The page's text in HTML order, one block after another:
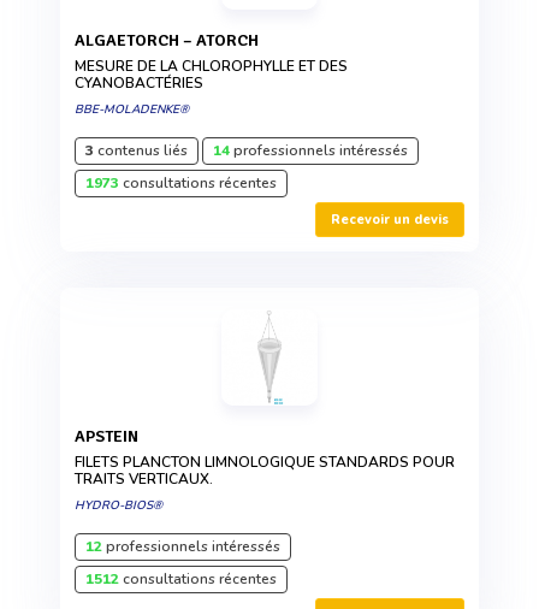
ALGAETORCH – ATORCH
MESURE DE LA CHLOROPHYLLE ET DES
CYANOBACTÉRIES
BBE-MOLADENKE®
3 contenus liés 14professionnels intéressés
1973 consultations récentes
Recevoir un devis
APSTEIN
FILETS PLANCTON LIMNOLOGIQUE STANDARDS POUR
TRAITS VERTICAUX.
HYDRO-BIOS®
12professionnels intéressés
1512consultations récentes